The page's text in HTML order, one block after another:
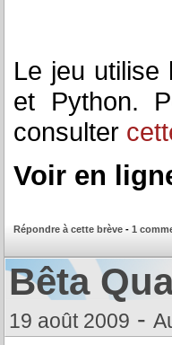
Le jeu utilise
et Python.
consulter
Voir en
Répondre à cette brève - 1
Bêta
19 août 2009 -